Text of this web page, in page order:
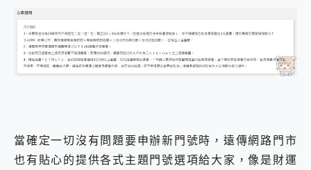
當確定一切沒有問題要申辦新門號時，遠傳網路門市
也有貼心的提供各式主題門號選項給大家，像是財運